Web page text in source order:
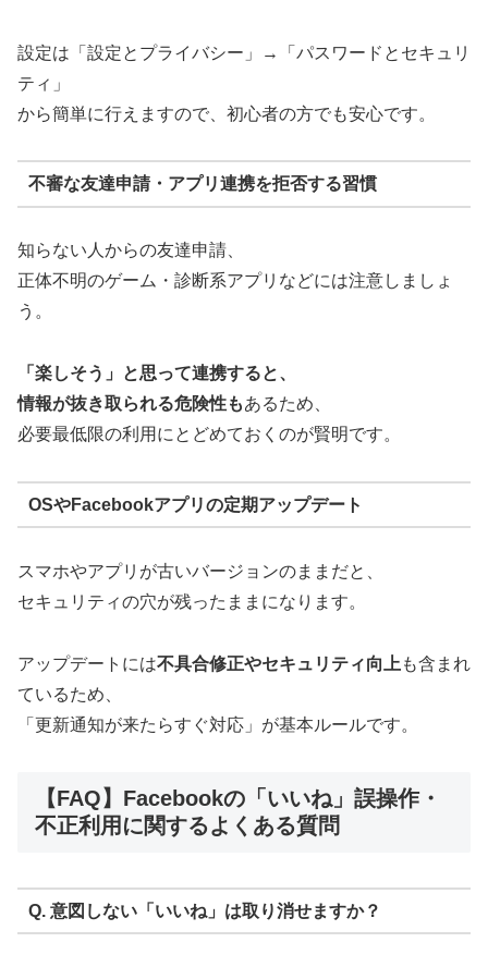
設定は「設定とプライバシー」→「パスワードとセキュリ
ティ」
から簡単に行えますので、初心者の方でも安心です。
不審な友達申請・アプリ連携を拒否する習慣
知らない人からの友達申請、
正体不明のゲーム・診断系アプリなどには注意しましょ
う。
「楽しそう」と思って連携すると、
情報が抜き取られる危険性もあるため、
必要最低限の利用にとどめておくのが賢明です。
OSやFacebookアプリの定期アップデート
スマホやアプリが古いバージョンのままだと、
セキュリティの穴が残ったままになります。
アップデートには不具合修正やセキュリティ向上 も含まれ
ているため、
「更新通知が来たらすぐ対応」が基本ルールです。
【FAQ】Facebookの「いいね」誤操作・
不正利用に関するよくある質問
Q. 意図しない「いいね」は取り消せますか？